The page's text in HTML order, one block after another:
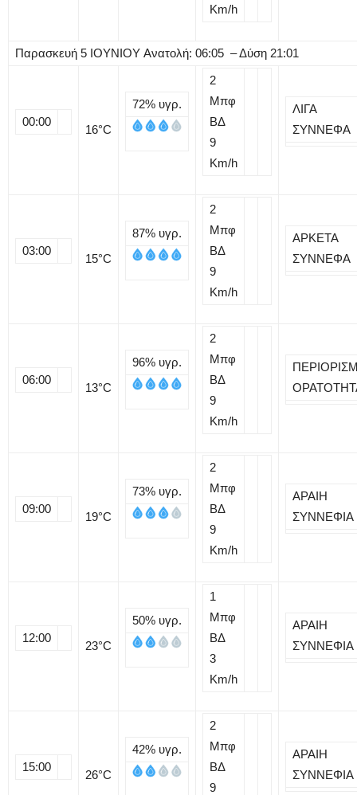
Km/h
Παρασκευή 5 ΙΟΥΝΙΟΥ Ανατολή: 06:05 – Δύση 21:01
00:00
16°C
72% υγρ.
2
Μπφ
ΒΔ
9
Km/h
ΛΙΓΑ
ΣΥΝΝΕΦΑ
03:00
15°C
87% υγρ.
2
Μπφ
ΒΔ
9
Km/h
ΑΡΚΕΤΑ
ΣΥΝΝΕΦΑ
06:00
13°C
96% υγρ.
2
Μπφ
ΒΔ
9
Km/h
09:00
19°C
73% υγρ.
2
Μπφ
ΒΔ
9
Km/h
ΑΡΑΙΗ
ΣΥΝΝΕΦΙΑ
12:00
23°C
50% υγρ.
1
Μπφ
ΒΔ
3
Km/h
ΑΡΑΙΗ
ΣΥΝΝΕΦΙΑ
15:00
26°C
42% υγρ.
2
Μπφ
ΒΔ
9
ΑΡΑΙΗ
ΣΥΝΝΕΦΙΑ